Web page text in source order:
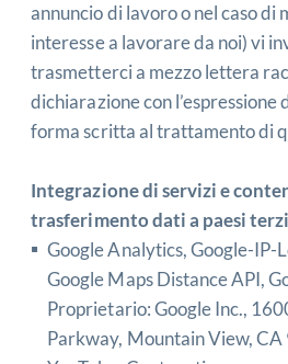
annuncio di lavoro o nel caso di
interesse a lavorare da noi) vi
trasmetterci a mezzo lettera
dichiarazione con l’espressione
forma scritta al trattamento di
Integrazione di servizi e
trasferimento dati a paesi terzi
Google Analytics, Google-IP-
Google Maps Distance API,
Proprietario: Google Inc.,
Parkway, Mountain View, CA